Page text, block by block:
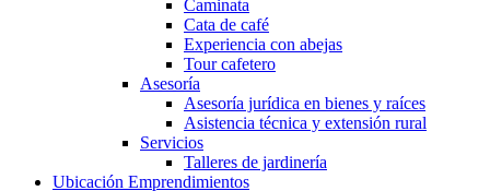
Caminata
Cata de café
Experiencia con abejas
Tour cafetero
Asesoría
Asesoría jurídica en bienes y raíces
Asistencia técnica y extensión rural
Servicios
Talleres de jardinería
Ubicación Emprendimientos